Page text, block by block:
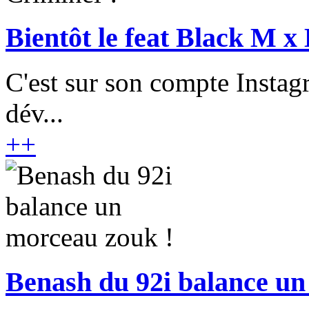
Bientôt le feat Black M
C'est sur son compte
dév...
++
Benash du 92i balance